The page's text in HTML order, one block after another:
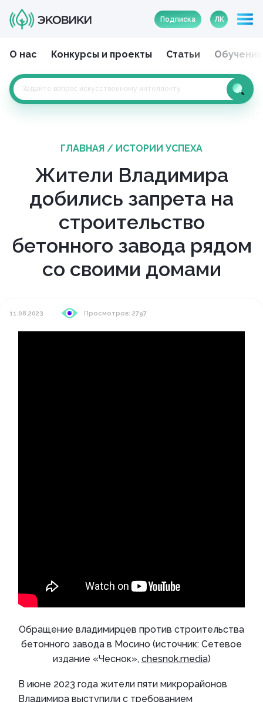
Подписка ЛК
О нас Конкурсы и проекты Статьи Обучение
ГЛАВНАЯ / ИСТОРИИ УСПЕХА
Жители Владимира
добились запрета на
строительство
бетонного завода рядом
со своими домами
11.08.2023 Просмотров: 2797
Обращение владимирцев против строительства
бетонного завода в Мосино (источник: Сетевое
издание «Чеснок», chesnok.media)
В июне 2023 года жители пяти микрорайонов
Владимира выступили с требованием